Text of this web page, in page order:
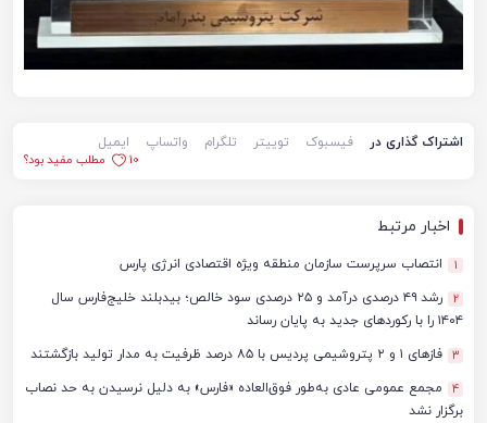
اشتراک گذاری در فیسبوک توییتر تلگرام واتساپ
ایمیل
10
مطلب مفید بود؟
اخبار مرتبط
1 انتصاب سرپرست سازمان منطقه ویژه اقتصادی انرژی پارس
2
رشد ۴۹ درصدی درآمد و ۲۵ درصدی سود خالص؛ بیدبلند خلیج‌فارس سال
۱۴۰۴ را با رکوردهای جدید به پایان رساند
3 فازهای ۱ و ۲ پتروشیمی پردیس با ۸۵ درصد ظرفیت به مدار تولید بازگشتند
4
مجمع عمومی عادی به‌طور فوق‌العاده «فارس» به دلیل نرسیدن به حد نصاب
برگزار نشد